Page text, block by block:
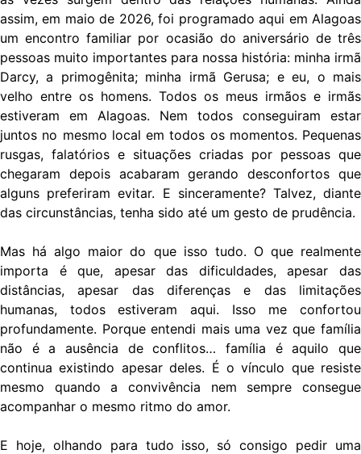
assim, em maio de 2026, foi programado aqui em Alagoas
um encontro familiar por ocasião do aniversário de três
pessoas muito importantes para nossa história: minha irmã
Darcy, a primogênita; minha irmã Gerusa; e eu, o mais
velho entre os homens. Todos os meus irmãos e irmãs
estiveram em Alagoas. Nem todos conseguiram estar
juntos no mesmo local em todos os momentos. Pequenas
rusgas, falatórios e situações criadas por pessoas que
chegaram depois acabaram gerando desconfortos que
alguns preferiram evitar. E sinceramente? Talvez, diante
das circunstâncias, tenha sido até um gesto de prudência.
Mas há algo maior do que isso tudo. O que realmente
importa é que, apesar das dificuldades, apesar das
distâncias, apesar das diferenças e das limitações
humanas, todos estiveram aqui. Isso me confortou
profundamente. Porque entendi mais uma vez que família
não é a ausência de conflitos… família é aquilo que
continua existindo apesar deles. É o vínculo que resiste
mesmo quando a convivência nem sempre consegue
acompanhar o mesmo ritmo do amor.
E hoje, olhando para tudo isso, só consigo pedir uma